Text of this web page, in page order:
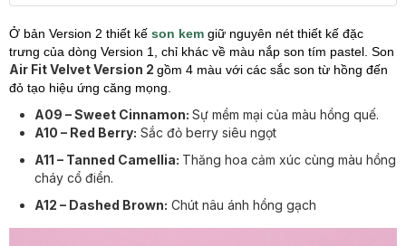
Ở bản Version 2 thiết kế son kem giữ nguyên nét thiết kế đặc
trưng của dòng Version 1, chỉ khác về màu nắp son tím pastel. Son
Air Fit Velvet Version 2 gồm 4 màu với các sắc son từ hồng đến
đỏ tạo hiệu ứng căng mọng.
A09 – Sweet Cinnamon: Sự mềm mại của màu hồng quế.
A10 – Red Berry: Sắc đỏ berry siêu ngọt
A11 – Tanned Camellia: Thăng hoa cảm xúc cùng màu hồng
cháy cổ điển.
A12 – Dashed Brown: Chút nâu ánh hồng gạch